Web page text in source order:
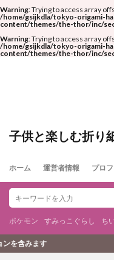
Warning: Trying to access array
/home/gsijkdla/tokyo-origami-
content/themes/the-thor/inc/
Warning: Trying to access array
/home/gsijkdla/tokyo-origami-
content/themes/the-thor/inc/
子供と楽しむ折り
ホーム 運営者情報 プロ
ポケモン すみっこぐらし ち
みます